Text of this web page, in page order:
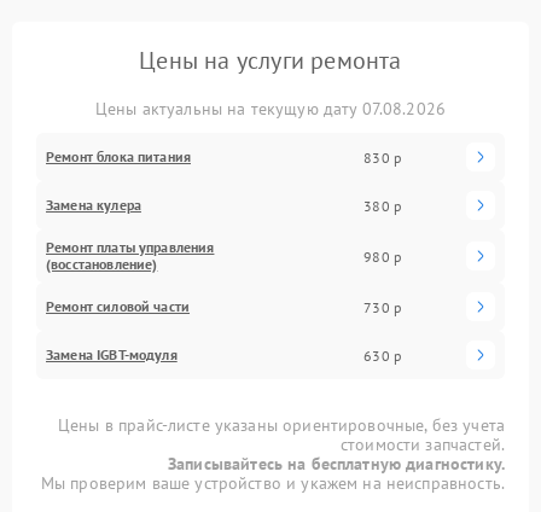
Цены на услуги ремонта
Цены актуальны на текущую дату 07.08.2026
Ремонт блока питания 830 р
Замена кулера 380 р
Ремонт платы управления
(восстановление)
980 р
Ремонт силовой части 730 р
Замена IGBT-модуля 630 р
Цены в прайс-листе указаны ориентировочные, без учета
стоимости запчастей.
Записывайтесь на бесплатную диагностику.
Мы проверим ваше устройство и укажем на неисправность.